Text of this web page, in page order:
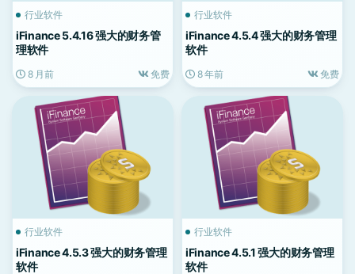
行业软件
iFinance 5.4.16 强大的财务管
理软件
8 月前 免费
行业软件
iFinance 4.5.4 强大的财务管理
软件
8 年前 免费
行业软件
iFinance 4.5.3 强大的财务管理
软件
行业软件
iFinance 4.5.1 强大的财务管理
软件